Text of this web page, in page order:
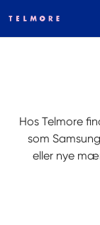
Hos Telmore
som
eller nye